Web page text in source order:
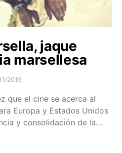
jaque
marsellesa
2015
que el cine se acerca al
Europa y Estados Unidos
y consolidación de la…